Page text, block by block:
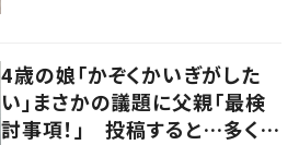
4歳の娘「かぞくかいぎがした
い」まさかの議題に父親「最検
討事項！」 投稿すると…多くの